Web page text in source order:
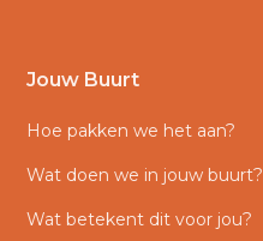
Jouw Buurt
Hoe pakken we het aan?
Wat doen we in jouw buurt?
Wat betekent dit voor jou?